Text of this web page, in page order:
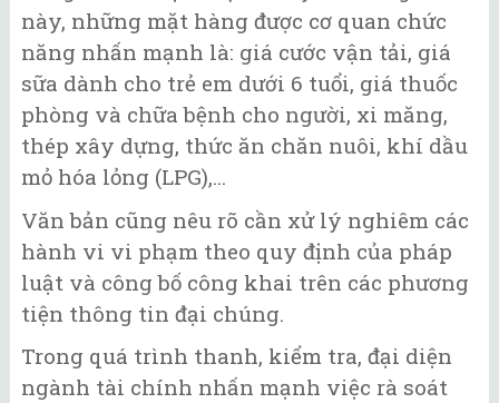
này, những mặt hàng được cơ quan chức
năng nhấn mạnh là: giá cước vận tải, giá
sữa dành cho trẻ em dưới 6 tuổi, giá thuốc
phòng và chữa bệnh cho người, xi măng,
thép xây dựng, thức ăn chăn nuôi, khí dầu
mỏ hóa lỏng (LPG),...
Văn bản cũng nêu rõ cần xử lý nghiêm các
hành vi vi phạm theo quy định của pháp
luật và công bố công khai trên các phương
tiện thông tin đại chúng.
Trong quá trình thanh, kiểm tra, đại diện
ngành tài chính nhấn mạnh việc rà soát